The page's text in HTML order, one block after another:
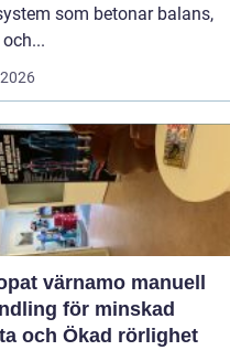
som betonar balans,
värnamo manuell
för minskad
och Ökad rörlighet